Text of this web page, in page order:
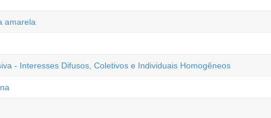
amarela
- Interesses Difusos, Coletivos e Individuais Homogêneos